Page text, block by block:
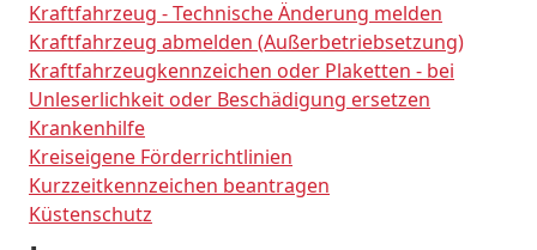
Kraftfahrzeug - Technische Änderung melden
Kraftfahrzeug abmelden (Außerbetriebsetzung)
Kraftfahrzeugkennzeichen oder Plaketten - bei
Unleserlichkeit oder Beschädigung ersetzen
Krankenhilfe
Kreiseigene Förderrichtlinien
Kurzzeitkennzeichen beantragen
Küstenschutz